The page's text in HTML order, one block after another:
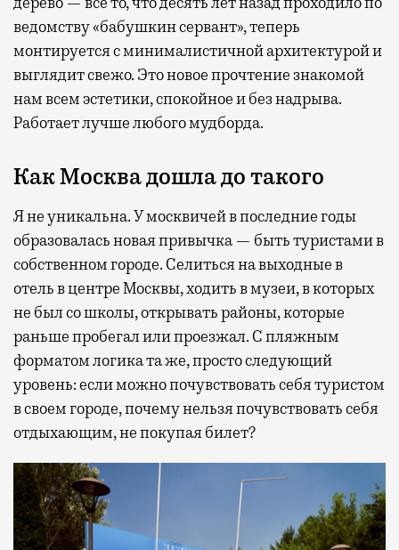
ведомству «бабушкин сервант», теперь
монтируется с минималистичной архитектурой и
выглядит свежо. Это новое прочтение знакомой
нам всем эстетики, спокойное и без надрыва.
Работает лучше любого мудборда.
Как Москва дошла до такого
Я не уникальна. У москвичей в последние годы
образовалась новая привычка — быть туристами в
собственном городе. Селиться на выходные в
отель в центре Москвы, ходить в музеи, в которых
не был со школы, открывать районы, которые
раньше пробегал или проезжал. С пляжным
форматом логика та же, просто следующий
уровень: если можно почувствовать себя туристом
в своем городе, почему нельзя почувствовать себя
отдыхающим, не покупая билет?